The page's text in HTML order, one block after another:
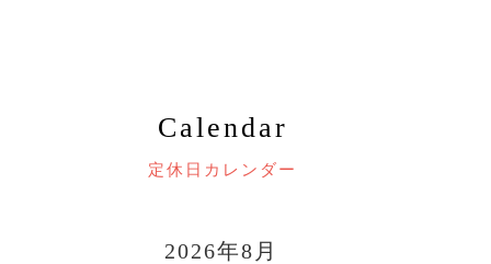
Calendar
定休日カレンダー
2026年8月